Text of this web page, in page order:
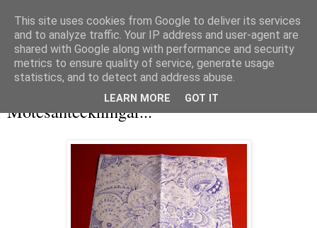
Mötesanteckningar...
This site uses cookies from Google to deliver its services
and to analyze traffic. Your IP address and user-agent are
shared with Google along with performance and security
metrics to ensure quality of service, generate usage
statistics, and to detect and address abuse.
LEARN MORE GOT IT